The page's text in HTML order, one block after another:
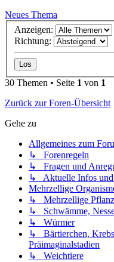
Neues Thema
Anzeigen:
Richtung:
30 Themen • Seite 1 von 1
Zurück zur Foren-Übersicht
Gehe zu
Allgemeines zum
↳ Forenregeln
↳ Fragen und
↳ Aktuelle Infos und
Mehrzellige
↳ Mehrzellige
↳ Schwämme,
↳ Würmer
↳ Bärtierchen,
Präimaginalstadien
↳ Weichtiere